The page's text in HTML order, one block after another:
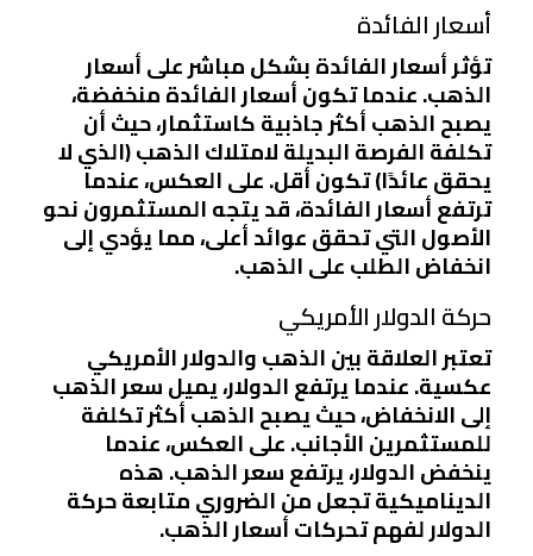
أسعار الفائدة
تؤثر أسعار الفائدة بشكل مباشر على أسعار
الذهب. عندما تكون أسعار الفائدة منخفضة،
يصبح الذهب أكثر جاذبية كاستثمار، حيث أن
تكلفة الفرصة البديلة لامتلاك الذهب (الذي لا
يحقق عائدًا) تكون أقل. على العكس، عندما
ترتفع أسعار الفائدة، قد يتجه المستثمرون نحو
الأصول التي تحقق عوائد أعلى، مما يؤدي إلى
انخفاض الطلب على الذهب.
حركة الدولار الأمريكي
تعتبر العلاقة بين الذهب والدولار الأمريكي
عكسية. عندما يرتفع الدولار، يميل سعر الذهب
إلى الانخفاض، حيث يصبح الذهب أكثر تكلفة
للمستثمرين الأجانب. على العكس، عندما
ينخفض الدولار، يرتفع سعر الذهب. هذه
الديناميكية تجعل من الضروري متابعة حركة
الدولار لفهم تحركات أسعار الذهب.